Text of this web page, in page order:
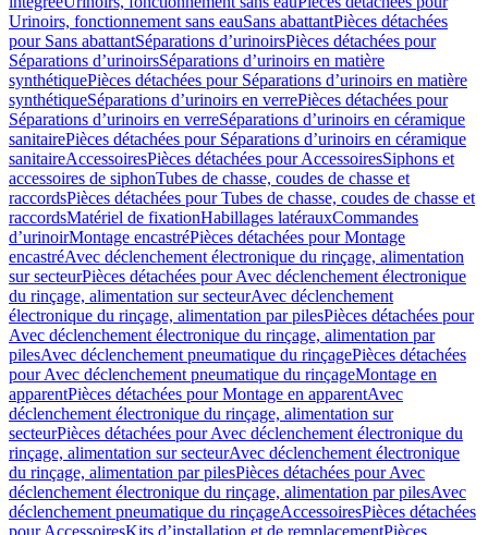
Urinoirs, fonctionnement sans eauSans abattantPièces détachées
pour Sans abattantSéparations d’urinoirsPièces détachées pour
Séparations d’urinoirsSéparations d’urinoirs en matière
synthétiquePièces détachées pour Séparations d’urinoirs en matière
synthétiqueSéparations d’urinoirs en verrePièces détachées pour
Séparations d’urinoirs en verreSéparations d’urinoirs en céramique
sanitairePièces détachées pour Séparations d’urinoirs en céramique
sanitaireAccessoiresPièces détachées pour AccessoiresSiphons et
accessoires de siphonTubes de chasse, coudes de chasse et
raccordsPièces détachées pour Tubes de chasse, coudes de chasse et
raccordsMatériel de fixationHabillages latérauxCommandes
dʼurinoirMontage encastréPièces détachées pour Montage
encastréAvec déclenchement électronique du rinçage, alimentation
sur secteurPièces détachées pour Avec déclenchement électronique
du rinçage, alimentation sur secteurAvec déclenchement
électronique du rinçage, alimentation par pilesPièces détachées pour
Avec déclenchement électronique du rinçage, alimentation par
pilesAvec déclenchement pneumatique du rinçagePièces détachées
pour Avec déclenchement pneumatique du rinçageMontage en
apparentPièces détachées pour Montage en apparentAvec
déclenchement électronique du rinçage, alimentation sur
secteurPièces détachées pour Avec déclenchement électronique du
rinçage, alimentation sur secteurAvec déclenchement électronique
du rinçage, alimentation par pilesPièces détachées pour Avec
déclenchement électronique du rinçage, alimentation par pilesAvec
déclenchement pneumatique du rinçageAccessoiresPièces détachées
pour AccessoiresKits d’installation et de remplacementPièces